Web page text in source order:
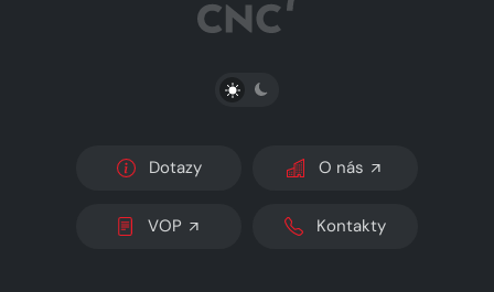
PŘEPNOUT SVĚTLÝ/TMAVÝ REŽIM
Dotazy O nás
VOP Kontakty